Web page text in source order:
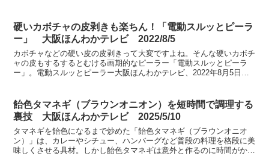
硬いカボチャの皮剥きも楽ちん！「電動スルッとピーラ
ー」 大阪ほんわかテレビ 2022/8/5
カボチャなどの硬い皮の皮剥きって大変ですよね。そんな硬いカボチ
ャの皮もするするとむける画期的なピーラー「電動スルッとピーラ
ー」。電動スルッとピーラー大阪ほんわかテレビ、2022年8月5日放
飴色タマネギ（ブラウンオニオン）を短時間で調理する
裏技 大阪ほんわかテレビ 2025/5/10
タマネギを飴色になるまで炒めた「飴色タマネギ（ブラウンオニオ
ン）」は、カレーやシチュー、ハンバーグなど普段の料理を格段に美
味しくさせる具材。しかし飴色タマネギは意外と作るのに時間がかか